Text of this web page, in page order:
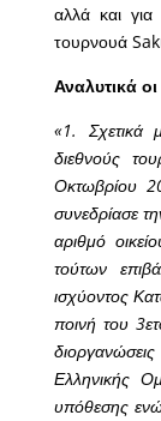
αλλά και
τουρνουά
Αναλυτικά
«1. Σχετικά
διεθνούς
Οκτωβρίου
συνεδρίασε
αριθμό
τούτων
ισχύοντος
ποινή του
Ελληνικής
υπόθεσης